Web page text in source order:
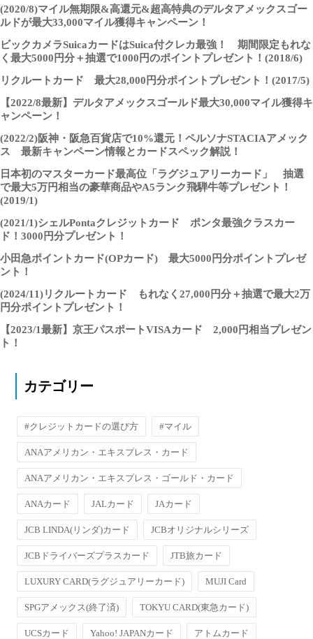
(2020/8)マイル無期限&高還元&超高特典のデルタアメックスゴー
ルドが最大33,000マイル獲得キャンペーン！
ビックカメラSuicaカードはSuica付クレカ最強！ 期間限定もれな
く最大5000円分＋抽選で1000円のポイントプレゼント！(2018/6)
リクルートカード 最大28,000円分ポイントプレゼント！(2017/5)
【2022/8最新】デルタアメックスゴールド最大30,000マイル獲得キ
ャンペーン！
(2022/2)阪神・阪急百貨店で10%還元！ペルソナSTACIAアメック
ス 最新キャンペーン情報とカードスペック解説！
日本初のマスターカード最高位「ラグジュアリーカード」 抽選
で最大5万円相当の豪華商品やA5ランク飛騨牛等プレゼント！
(2019/1)
(2021/1)シェルPontaクレジットカード ポンタ最強クラスカー
ド！3000円分プレゼント！
小田急ポイントカード(OPカード) 最大5000円分ポイントプレゼ
ント！
(2024/11)リクルートカード もれなく27,000円分＋抽選で最大2万
円分ポイントプレゼント！
【2023/1最新】京王パスポートVISAカード 2,000円相当プレゼン
ト！
カテゴリー
#クレジットカードの選び方 #マイル
ANAアメリカン・エキスプレス・カード
ANAアメリカン・エキスプレス・ゴールド・カード
ANAカード JALカード JAカード
JCB LINDA(リンダ)カード JCBオリジナルシリーズ
JCBドライバーズプラスカード JTB旅カード
LUXURY CARD(ラグジュアリーカード) MUJI Card
SPGアメックス(終了済) TOKYU CARD(東急カード)
UCSカード Yahoo! JAPANカード アトムカード